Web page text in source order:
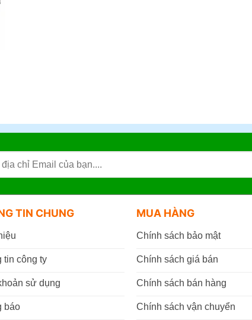
TIN CHUNG
tin công ty
sử dụng
báo
MUA HÀNG
Chính sách bảo mật
Chính sách giá bán
Chính sách bán hàng
Chính sách vận chuyển